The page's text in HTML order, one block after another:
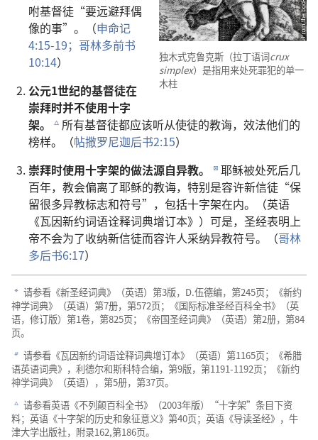
独木式克鲁克斯（拉丁语词crux
simplex）是指用来处死罪犯的单一
木柱
咐基督徒“要远避拜偶
像的事”。（申命记
4:15-19； 哥林多前书
10:14）
公元1世纪的基督徒在
崇拜时并不使用十字
架。
c 所有基督徒都应该听从使徒的教诲，效法他们的
榜样。（帖撒罗尼迦后书2:15）
崇拜时使用十字架的做法源自异教。
d耶稣被处死后几
百年，教会偏离了耶稣的教诲，特别是容许新信徒“保
留很多异教标志和符号”，包括十字架在内。（英语
《瓦因新约词语诠释词典增订本》）可是，圣经表明上
帝不会为了收纳新信徒而容许人采纳异教符号。（哥林
多后书6:17）
a 请参看《新圣经词典》（英语）第3版，D.伍德编，第245页；《新约
神学词典》（英语）第7册，第572页；《国际标准圣经百科全书》（英
语，修订版）第1卷，第825页；《帝国圣经词典》（英语）第2册，第84
页。
b 请参看《瓦因新约词语诠释词典增订本》（英语）第1165页；《希腊
语英语词典》，利德尔和斯科特合编，第9版，第1191-1192页；《新约
神学词典》（英语），第5册，第37页。
c 请参看英语《不列颠百科全书》（2003年版）“十字架”条目下资
料；英语《十字架的历史和象征意义》第40页；英语《导读圣经》，牛
津大学出版社，附录162,第186页。